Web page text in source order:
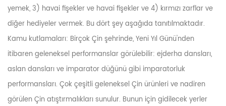
yemek, 3) havai fişekler ve havai fişekler ve 4) kırmızı zarflar ve
diğer hediyeler vermek. Bu dört şey aşağıda tanıtılmaktadır.
Kamu kutlamaları: Birçok Çin şehrinde, Yeni Yıl Günü'nden
itibaren geleneksel performanslar görülebilir: ejderha dansları,
aslan dansları ve imparator düğünü gibi imparatorluk
performansları. Çok çeşitli geleneksel Çin ürünleri ve nadiren
görülen Çin atıştırmalıkları sunulur. Bunun için gidilecek yerler